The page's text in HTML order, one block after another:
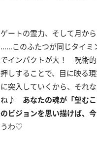
ートの霊力、そして月か
このふたつが同じタイミ
インパクトが大！ 呪術
しすることで、目に映る
突入していくから、それ
ね♪ あなたの魂が「望む
ビジョンを思い描けば、
うわ♡